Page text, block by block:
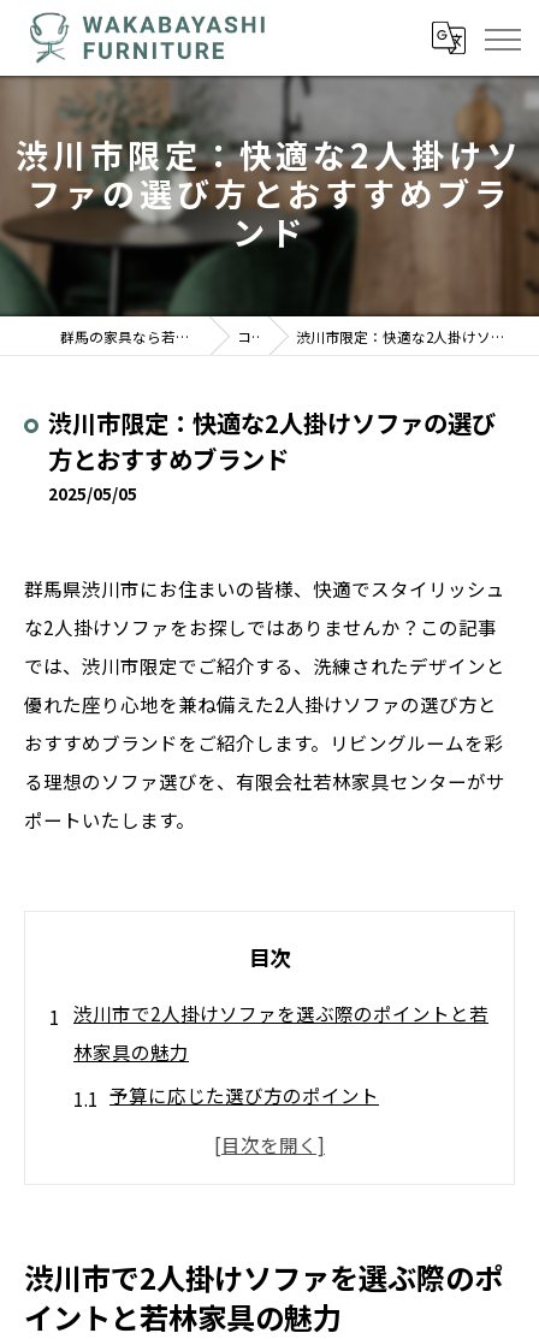
渋川市限定：快適な2人掛けソ
ファの選び方とおすすめブラ
ンド
群馬の家具なら若林家具センター 駒形店 コラム 渋川市限定：快適な2人掛けソファの選び方とおすすめブランド
渋川市限定：快適な2人掛けソファの選び
方とおすすめブランド
2025/05/05
群馬県渋川市にお住まいの皆様、快適でスタイリッシュ
な2人掛けソファをお探しではありませんか？この記事
では、渋川市限定でご紹介する、洗練されたデザインと
優れた座り心地を兼ね備えた2人掛けソファの選び方と
おすすめブランドをご紹介します。リビングルームを彩
る理想のソファ選びを、有限会社若林家具センターがサ
ポートいたします。
目次
渋川市で2人掛けソファを選ぶ際のポイントと若
林家具の魅力
予算に応じた選び方のポイント
耐久性と素材選びの秘訣
購入後のメンテナンス方法
渋川市内での配送と組み立てサービス
渋川市で2人掛けソファを選ぶ際のポ
イントと若林家具の魅力